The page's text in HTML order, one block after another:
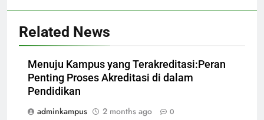
Related News
Menuju Kampus yang Terakreditasi:Peran
Penting Proses Akreditasi di dalam
Pendidikan
adminkampus
2 months ago 0